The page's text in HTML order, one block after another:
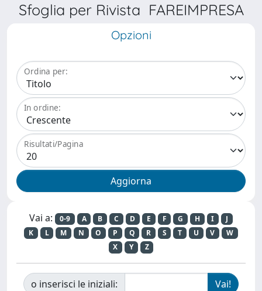
Sfoglia per Rivista FAREIMPRESA
Opzioni
Ordina per:
In ordine:
Risultati/Pagina
Vai a: 0-9 A B C D E F G H I
J
K
L M N O P Q R S T U V
W
X
Y Z
o inserisci le iniziali: